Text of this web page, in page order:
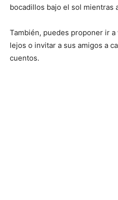
bocadillos bajo el sol mientras
También, puedes proponer ir
lejos o invitar a sus amigos a
cuentos.